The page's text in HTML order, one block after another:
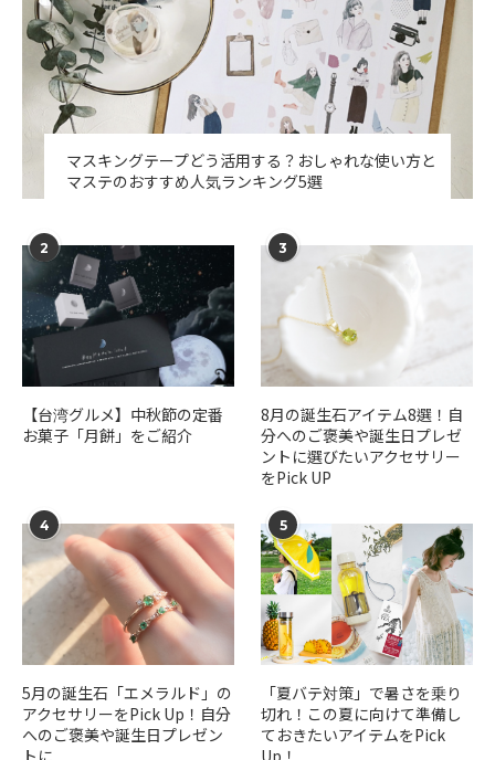
マスキングテープどう活用する？おしゃれな使い方と
マステのおすすめ人気ランキング5選
2
【台湾グルメ】中秋節の定番
お菓子「月餅」をご紹介
3
​​8月の誕生石アイテム8選！自
分へのご褒美や誕生日プレゼ
ントに選びたいアクセサリー
をPick UP
4
5月の誕生石「エメラルド」の
アクセサリーをPick Up！自分
へのご褒美や誕生日プレゼン
トに
5
「夏バテ対策」で暑さを乗り
切れ！この夏に向けて準備し
ておきたいアイテムをPick
Up！